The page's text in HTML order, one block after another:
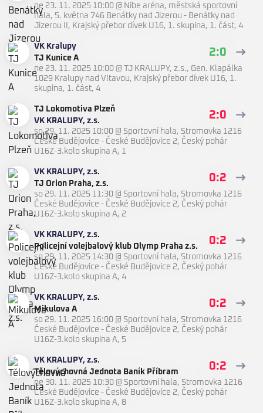
ne 23. 11. 2025 10:00 @ Nibe aréna, městská sportovní
hala, 5. května 746 Benátky nad Jizerou - Benátky nad
Jizerou II , Krajský přebor dívek U16, 1. skupina, 1. část, 4
VK Kralupy
TJ Kunice A
2:0
ne 23. 11. 2025 10:00 @
TJ KRALUPY, z.s., Gen. Klapálka
1029 Kralupy nad Vltavou, Krajský přebor dívek U16, 1.
skupina, 1. část, 4
TJ Lokomotiva Plzeň
VK KRALUPY, z.s.
2:0
so 29. 11. 2025 10:00 @ Sportovní hala, Stromovka 1216
České Budějovice - České Budějovice 2, Český pohár
U16Z-3.kolo skupina A, 1
VK KRALUPY, z.s.
TJ Orion Praha, z.s.
0:2
so 29. 11. 2025 11:30 @ Sportovní hala, Stromovka 1216
České Budějovice - České Budějovice 2, Český pohár
U16Z-3.kolo skupina A, 2
VK KRALUPY, z.s.
Policejní volejbalový klub Olymp Praha z.s.
0:2
so 29. 11. 2025 14:30 @ Sportovní hala, Stromovka 1216
České Budějovice - České Budějovice 2, Český pohár
U16Z-3.kolo skupina A, 4
VK KRALUPY, z.s.
Mikulova A
0:2
so 29. 11. 2025 16:00 @ Sportovní hala, Stromovka 1216
České Budějovice - České Budějovice 2, Český pohár
U16Z-3.kolo skupina A, 5
VK KRALUPY, z.s.
Tělovýchovná Jednota Baník Příbram
0:2
ne 30. 11. 2025 10:30 @ Sportovní hala, Stromovka 1216
České Budějovice - České Budějovice 2, Český pohár
U16Z-3.kolo skupina A, 8